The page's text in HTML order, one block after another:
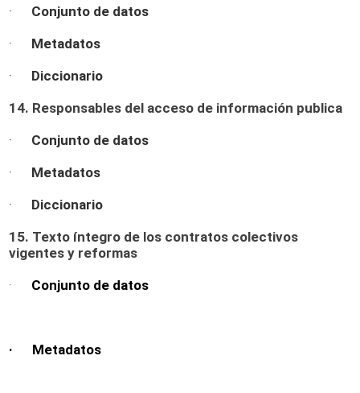
· Conjunto de datos
· Metadatos
· Diccionario
14. Responsables del acceso de información publica
· Conjunto de datos
· Metadatos
· Diccionario
15. Texto íntegro de los contratos colectivos
vigentes y reformas
· Conjunto de datos
· Metadatos